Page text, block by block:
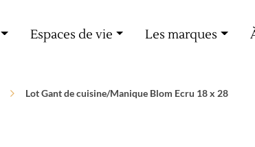
Espaces de vie Les marques
Lot Gant de cuisine/Manique Blom Ecru 18 x 28